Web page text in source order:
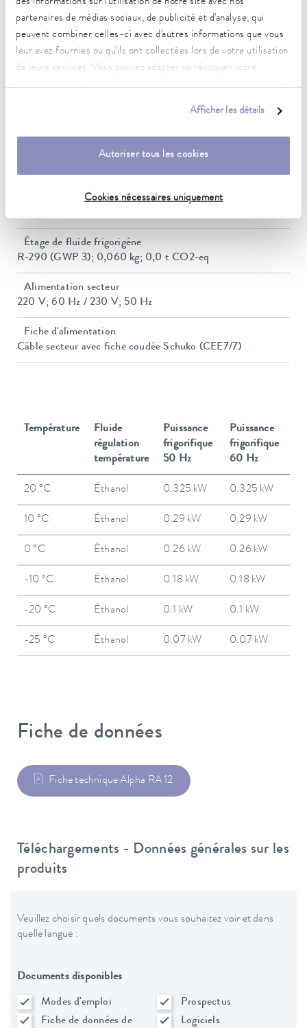
partenaires de médias sociaux, de publicité et d'analyse, qui
peuvent combiner celles-ci avec d'autres informations que vous
leur avez fournies ou qu'ils ont collectées lors de votre utilisation
de leurs services. Vous pouvez adapter ou révoquer votre
Afficher les détails
Autoriser tous les cookies
Cookies nécessaires uniquement
Pression de refoulement max.
0,2 bar
Pompe Débit max. (pression)
Dimensions (l x P x H)
Étage de fluide frigorigène
R-290 (GWP 3); 0,060 kg; 0,0 t CO2-eq
Alimentation secteur
220 V; 60 Hz / 230 V; 50 Hz
Fiche d'alimentation
Câble secteur avec fiche coudée Schuko (CEE7/7)
Température
Fluide
régulation
température
Puissance
frigorifique
50 Hz
Puissance
frigorifique
60 Hz
20 °C Éthanol 0.325 kW 0.325 kW
10 °C Éthanol 0.29 kW 0.29 kW
0 °C Éthanol 0.26 kW 0.26 kW
-10 °C Éthanol 0.18 kW 0.18 kW
-20 °C Éthanol 0.1 kW 0.1 kW
-25 °C Éthanol 0.07 kW 0.07 kW
Fiche de données
Fiche technique Alpha RA 12
Téléchargements - Données générales sur les
produits
Veuillez choisir quels documents vous souhaitez voir et dans
quelle langue :
Documents disponibles
Modes d'emploi
Prospectus
Fiche de données de
Logiciels